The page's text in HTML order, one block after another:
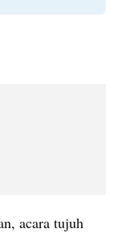
acara tujuh